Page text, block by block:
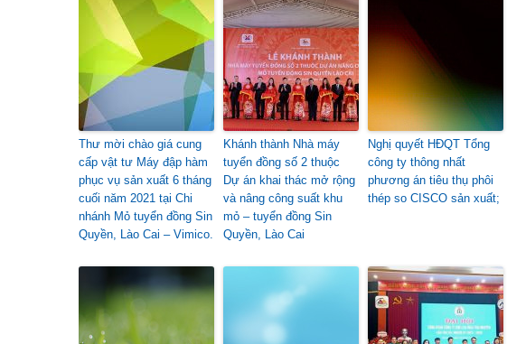
Thư mời chào giá cung
cấp vật tư Máy đập hàm
phục vụ sản xuất 6 tháng
cuối năm 2021 tại Chi
nhánh Mỏ tuyển đồng Sin
Quyền, Lào Cai – Vimico.
Khánh thành Nhà máy
tuyển đồng số 2 thuộc
Dự án khai thác mở rộng
và nâng công suất khu
mỏ – tuyển đồng Sin
Quyền, Lào Cai
Nghị quyết HĐQT Tổng
công ty thông nhất
phương án tiêu thụ phôi
thép so CISCO sản xuất;